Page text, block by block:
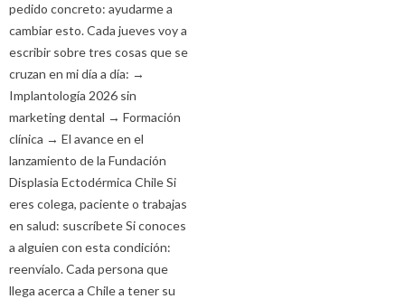
pedido concreto: ayudarme a
cambiar esto. Cada jueves voy a
escribir sobre tres cosas que se
cruzan en mi día a día: →
Implantología 2026 sin
marketing dental → Formación
clínica → El avance en el
lanzamiento de la Fundación
Displasia Ectodérmica Chile Si
eres colega, paciente o trabajas
en salud: suscríbete Si conoces
a alguien con esta condición:
reenvíalo. Cada persona que
llega acerca a Chile a tener su